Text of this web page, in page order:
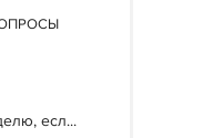
есл...